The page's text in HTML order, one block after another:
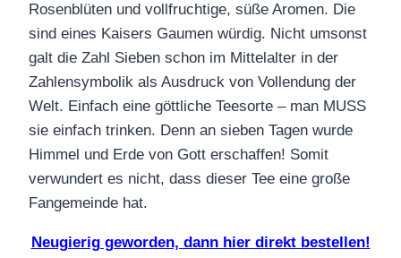
Rosenblüten und vollfruchtige, süße Aromen. Die
sind eines Kaisers Gaumen würdig. Nicht umsonst
galt die Zahl Sieben schon im Mittelalter in der
Zahlensymbolik als Ausdruck von Vollendung der
Welt. Einfach eine göttliche Teesorte – man MUSS
sie einfach trinken. Denn an sieben Tagen wurde
Himmel und Erde von Gott erschaffen! Somit
verwundert es nicht, dass dieser Tee eine große
Fangemeinde hat.
Neugierig geworden, dann hier direkt bestellen!